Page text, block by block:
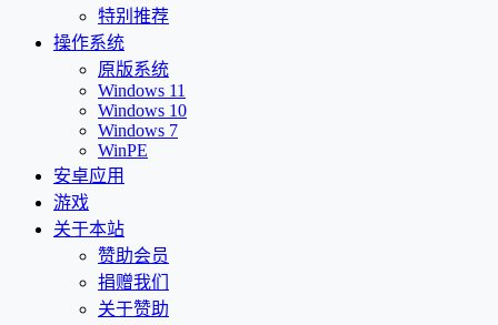
特别推荐
操作系统
原版系统
Windows 11
Windows 10
Windows 7
WinPE
安卓应用
游戏
关于本站
赞助会员
捐赠我们
关于赞助